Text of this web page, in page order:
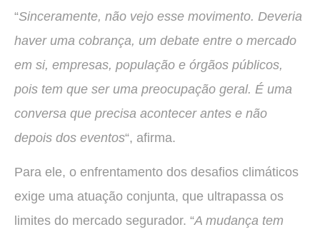
“Sinceramente, não vejo esse movimento. Deveria
haver uma cobrança, um debate entre o mercado
em si, empresas, população e órgãos públicos,
pois tem que ser uma preocupação geral. É uma
conversa que precisa acontecer antes e não
depois dos eventos“, afirma.
Para ele, o enfrentamento dos desafios climáticos
exige uma atuação conjunta, que ultrapassa os
limites do mercado segurador. “A mudança tem